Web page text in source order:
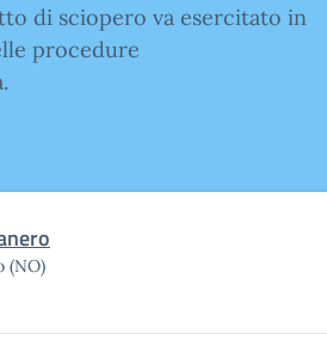
di sciopero va esercitato in
procedure
(NO)